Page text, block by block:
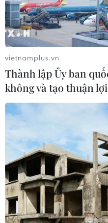
một cuộc gặp trao đổi
Park Geun-hye nhằm cải
phương.
Các CEO tin tưởng
vietnamplus.vn
Thành lập Ủy ban
không và tạo thuận